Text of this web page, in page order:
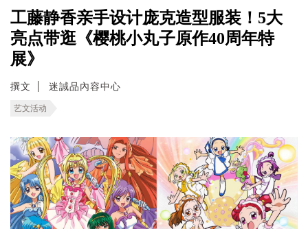
工藤静香亲手设计庞克造型服装！5大
亮点带逛《樱桃小丸子原作40周年特
展》
撰文 迷誠品內容中心
艺文活动